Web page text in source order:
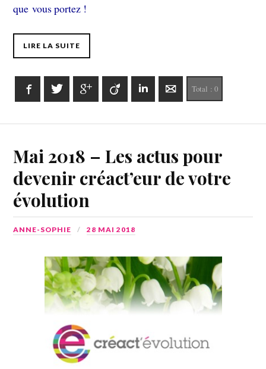
que vous portez !
LIRE LA SUITE
FacebookTwitter Google+ Viadeo LinkedInE-mailTotal : 0
Mai 2018 – Les actus pour
devenir créact’eur de votre
évolution
ANNE-SOPHIE 28 MAI 2018